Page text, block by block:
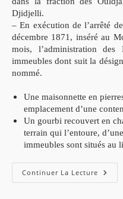
Djidjelli.
– En exécution de l’arrêté
décembre 1871, inséré au
mois, l’administration des
immeubles dont suit la
nommé.
Une maisonnette en
emplacement d’une
Un gourbi recouvert en
terrain qui l’entoure,
immeubles sont situés au
Continuer La Lecture